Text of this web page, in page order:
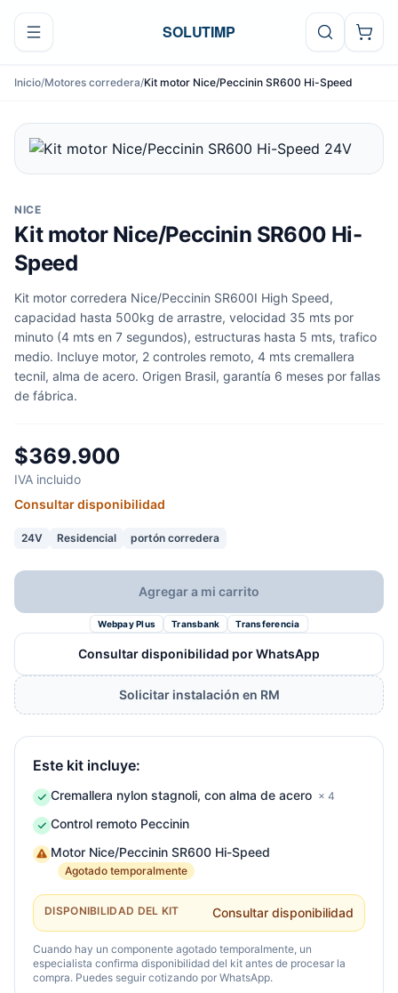
Ir al contenido
SOLUTIMP
Inicio/Motores corredera/Kit motor Nice/Peccinin SR600 Hi-Speed
NICE
Kit motor Nice/Peccinin SR600 Hi-
Speed
Kit motor corredera Nice/Peccinin SR600I High Speed,
capacidad hasta 500kg de arrastre, velocidad 35 mts por
minuto (4 mts en 7 segundos), estructuras hasta 5 mts, trafico
medio. Incluye motor, 2 controles remoto, 4 mts cremallera
tecnil, alma de acero. Origen Brasil, garantía 6 meses por fallas
de fábrica.
$369.900
IVA incluido
Consultar disponibilidad
24V Residencial portón corredera
Agregar a mi carrito
Webpay Plus Transbank Transferencia
Consultar disponibilidad por WhatsApp
Solicitar instalación en RM
Este kit incluye:
Cremallera nylon stagnoli, con alma de acero × 4
Control remoto Peccinin
Motor Nice/Peccinin SR600 Hi-Speed
Agotado temporalmente
DISPONIBILIDAD DEL KIT Consultar disponibilidad
Cuando hay un componente agotado temporalmente, un
especialista confirma disponibilidad del kit antes de procesar la
compra. Puedes seguir cotizando por WhatsApp.